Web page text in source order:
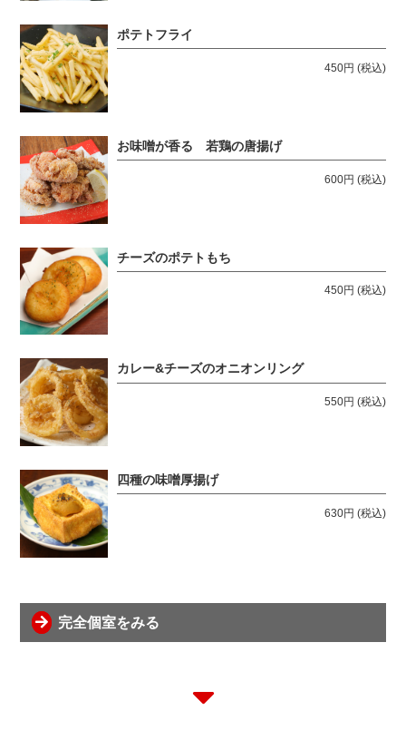
ポテトフライ
450円 (税込)
お味噌が香る 若鶏の唐揚げ
600円 (税込)
チーズのポテトもち
450円 (税込)
カレー&チーズのオニオンリング
550円 (税込)
四種の味噌厚揚げ
630円 (税込)
完全個室をみる